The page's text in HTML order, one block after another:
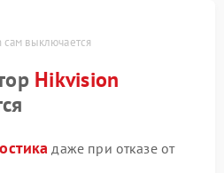
выключается
Hikvision
даже при отказе от